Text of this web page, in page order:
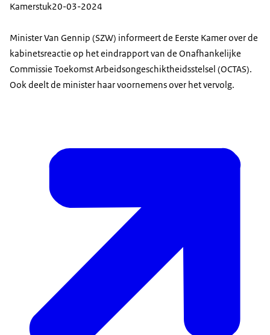
Kamerstuk20-03-2024
Minister Van Gennip (SZW) informeert de Eerste Kamer over de
kabinetsreactie op het eindrapport van de Onafhankelijke
Commissie Toekomst Arbeidsongeschiktheidsstelsel (OCTAS).
Ook deelt de minister haar voornemens over het vervolg.